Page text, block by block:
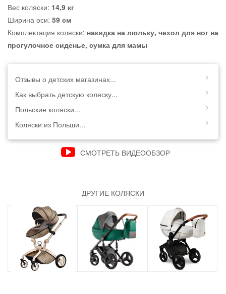
Вес коляски: 14,9 кг
Ширина оси: 59 см
Комплектация коляски: накидка на люльку, чехол для ног на
прогулочное сиденье, сумка для мамы
Отзывы о детских магазинах...
Как выбрать детскую коляску...
Польские коляски...
Коляски из Польши...
СМОТРЕТЬ ВИДЕООБЗОР
ДРУГИЕ КОЛЯСКИ